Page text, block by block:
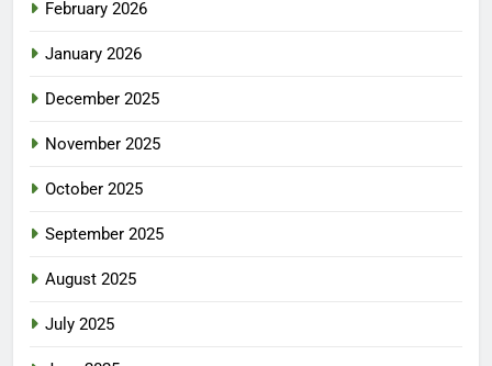
February 2026
January 2026
December 2025
November 2025
October 2025
September 2025
August 2025
July 2025